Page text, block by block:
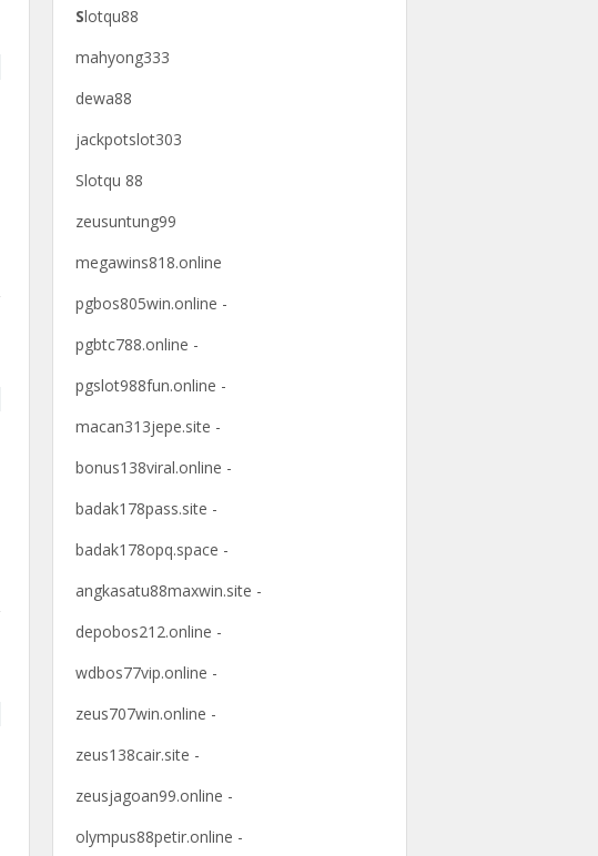
Slotqu88
mahyong333
dewa88
jackpotslot303
Slotqu 88
zeusuntung99
megawins818.online
pgbos805win.online -
pgbtc788.online -
pgslot988fun.online -
macan313jepe.site -
bonus138viral.online -
badak178pass.site -
badak178opq.space -
angkasatu88maxwin.site -
depobos212.online -
wdbos77vip.online -
zeus707win.online -
zeus138cair.site -
zeusjagoan99.online -
olympus88petir.online -